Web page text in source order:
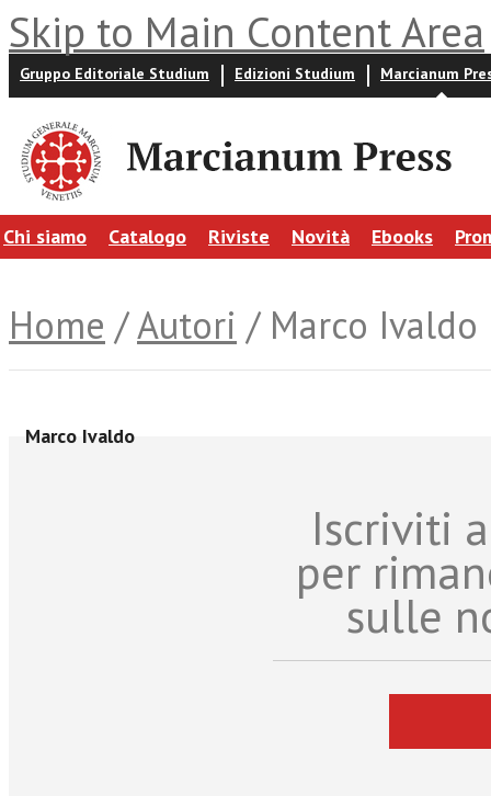
Skip to Main Content Area
Gruppo Editoriale Studium Edizioni Studium Marcianum
Chi siamo Catalogo Riviste Novità Ebooks
Home /Autori / Marco Ivaldo
Marco Ivaldo
Iscriviti
per
sulle